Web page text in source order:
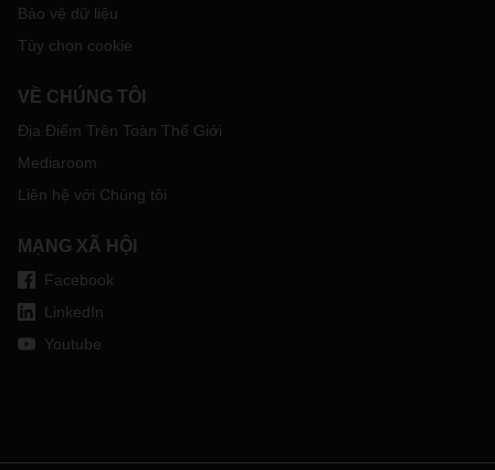
Bảo vệ dữ liệu
Tùy chọn cookie
VỀ CHÚNG TÔI
Địa Điểm Trên Toàn Thế Giới
Mediaroom
Liên hệ với Chúng tôi
MẠNG XÃ HỘI
Facebook
LinkedIn
Youtube